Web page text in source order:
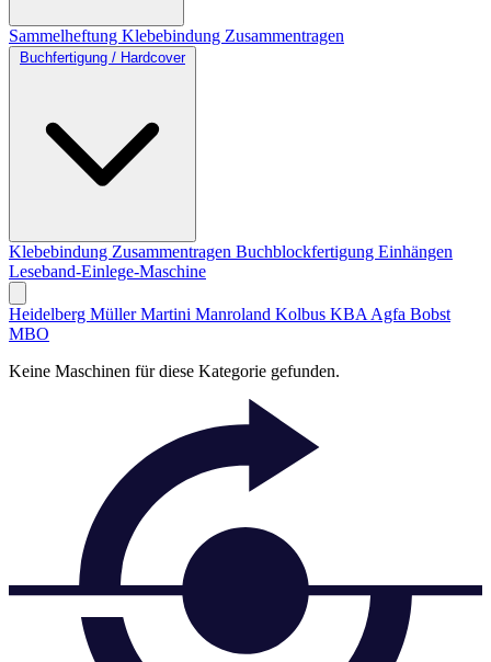
Sammelheftung Klebebindung Zusammentragen
Buchfertigung / Hardcover
Klebebindung Zusammentragen Buchblockfertigung Einhängen
Leseband-Einlege-Maschine
Heidelberg Müller Martini Manroland Kolbus KBA Agfa Bobst
MBO
Keine Maschinen für diese Kategorie gefunden.